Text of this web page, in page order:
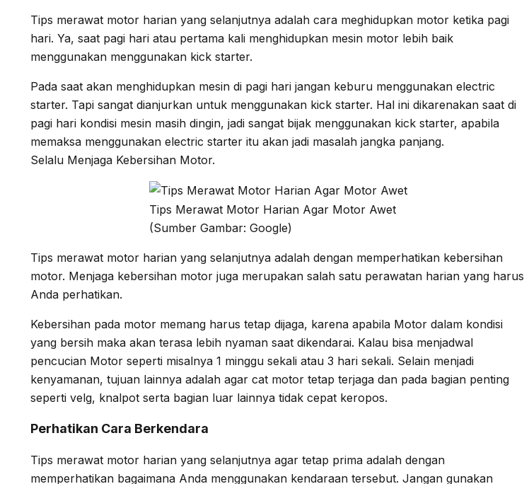
Tips merawat motor harian yang selanjutnya adalah cara meghidupkan motor ketika pagi
hari. Ya, saat pagi hari atau pertama kali menghidupkan mesin motor lebih baik
menggunakan menggunakan kick starter.
Pada saat akan menghidupkan mesin di pagi hari jangan keburu menggunakan electric
starter. Tapi sangat dianjurkan untuk menggunakan kick starter. Hal ini dikarenakan saat di
pagi hari kondisi mesin masih dingin, jadi sangat bijak menggunakan kick starter, apabila
memaksa menggunakan electric starter itu akan jadi masalah jangka panjang.
Selalu Menjaga Kebersihan Motor.
Tips Merawat Motor Harian Agar Motor Awet
(Sumber Gambar: Google)
Tips merawat motor harian yang selanjutnya adalah dengan memperhatikan kebersihan
motor. Menjaga kebersihan motor juga merupakan salah satu perawatan harian yang harus
Anda perhatikan.
Kebersihan pada motor memang harus tetap dijaga, karena apabila Motor dalam kondisi
yang bersih maka akan terasa lebih nyaman saat dikendarai. Kalau bisa menjadwal
pencucian Motor seperti misalnya 1 minggu sekali atau 3 hari sekali. Selain menjadi
kenyamanan, tujuan lainnya adalah agar cat motor tetap terjaga dan pada bagian penting
seperti velg, knalpot serta bagian luar lainnya tidak cepat keropos.
Perhatikan Cara Berkendara
Tips merawat motor harian yang selanjutnya agar tetap prima adalah dengan
memperhatikan bagaimana Anda menggunakan kendaraan tersebut. Jangan gunakan